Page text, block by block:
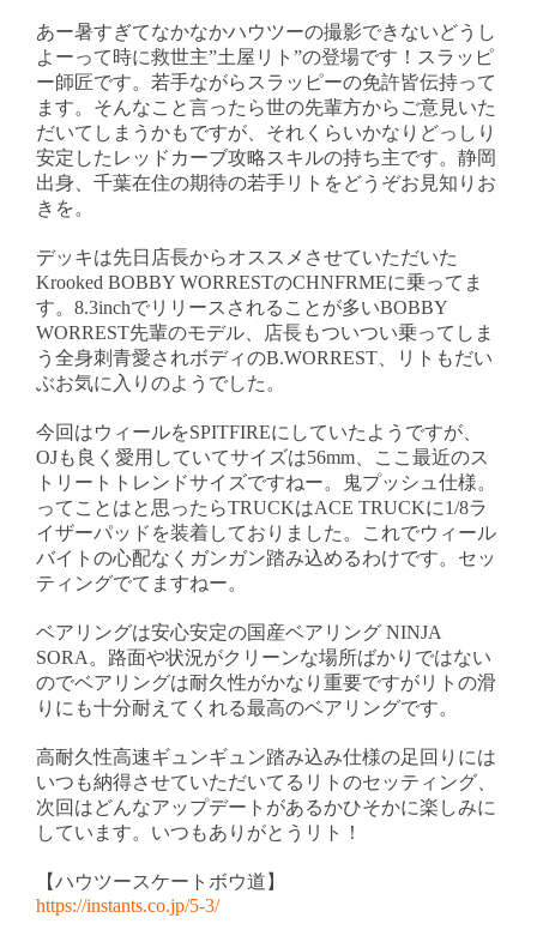
あー暑すぎてなかなかハウツーの撮影できないどうし
よーって時に救世主”土屋リト”の登場です！スラッピ
ー師匠です。若手ながらスラッピーの免許皆伝持って
ます。そんなこと言ったら世の先輩方からご意見いた
だいてしまうかもですが、それくらいかなりどっしり
安定したレッドカーブ攻略スキルの持ち主です。静岡
出身、千葉在住の期待の若手リトをどうぞお見知りお
きを。
デッキは先日店長からオススメさせていただいた
Krooked BOBBY WORRESTのCHNFRMEに乗ってま
す。8.3inchでリリースされることが多いBOBBY
WORREST先輩のモデル、店長もついつい乗ってしま
う全身刺青愛されボディのB.WORREST、リトもだい
ぶお気に入りのようでした。
今回はウィールをSPITFIREにしていたようですが、
OJも良く愛用していてサイズは56mm、ここ最近のス
トリートトレンドサイズですねー。鬼プッシュ仕様。
ってことはと思ったらTRUCKはACE TRUCKに1/8ラ
イザーパッドを装着しておりました。これでウィール
バイトの心配なくガンガン踏み込めるわけです。セッ
ティングでてますねー。
ベアリングは安心安定の国産ベアリング NINJA
SORA。路面や状況がクリーンな場所ばかりではない
のでベアリングは耐久性がかなり重要ですがリトの滑
りにも十分耐えてくれる最高のベアリングです。
高耐久性高速ギュンギュン踏み込み仕様の足回りには
いつも納得させていただいてるリトのセッティング、
次回はどんなアップデートがあるかひそかに楽しみに
しています。いつもありがとうリト！
【ハウツースケートボウ道】
https://instants.co.jp/5-3/